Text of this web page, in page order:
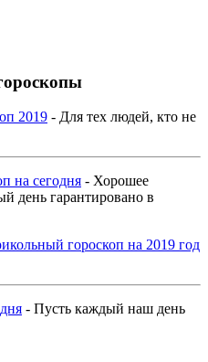
2019 - Для тех людей, кто не
на сегодня - Хорошее
день гарантировано в
гороскоп на 2019 год
- Пусть каждый наш день